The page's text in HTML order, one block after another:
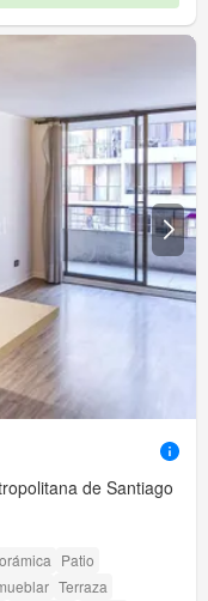
de Santiago
Patio
Terraza